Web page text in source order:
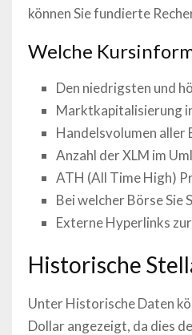
können Sie fundierte
Welche
Den niedrigsten und
Marktkapitalisierung
Handelsvolumen aller
Anzahl derXLM im
ATH (All Time High)
Bei welcher Börse Sie
Externe Hyperlinks
Historische
Unter Historische Daten
Dollar angezeigt, da dies